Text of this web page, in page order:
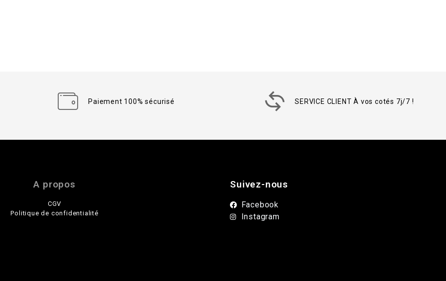
Paiement 100% sécurisé SERVICE CLIENT À vos cotés 7j/7 !
A propos
CGV
Politique de confidentialité
Suivez-nous
Facebook
Instagram